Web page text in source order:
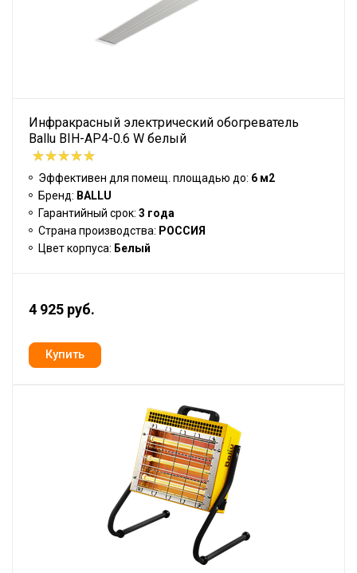
Инфракрасный электрический обогреватель
Ballu BIH-AP4-0.6 W белый
Эффективен для помещ. площадью до: 6 м2
Бренд: BALLU
Гарантийный срок: 3 года
Страна производства: РОССИЯ
Цвет корпуса: Белый
4 925 руб.